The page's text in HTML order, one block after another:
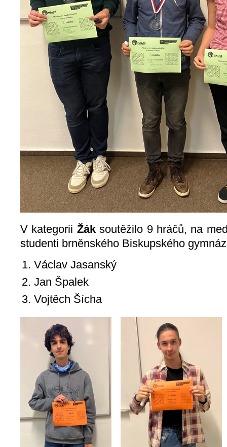
V kategorii Žáksoutěžilo 9 hráčů, na
studenti brněnského Biskupského
Václav Jasanský
Jan Špalek
Vojtěch Šícha